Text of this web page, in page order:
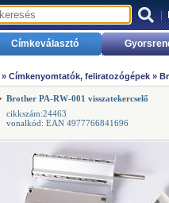
|
Címkeválasztó
» Címkenyomtatók, feliratozógépek »
Brother PA-RW-001 visszatekercselő
cikkszám:24463
vonalkód: EAN 4977766841696